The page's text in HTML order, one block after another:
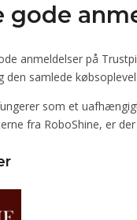
gode
anmeldelser på
den samlede
som et
fra RoboShine, er